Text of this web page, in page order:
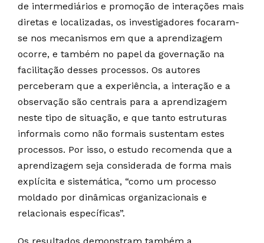
de intermediários e promoção de interações mais
diretas e localizadas, os investigadores focaram-
se nos mecanismos em que a aprendizagem
ocorre, e também no papel da governação na
facilitação desses processos. Os autores
perceberam que a experiência, a interação e a
observação são centrais para a aprendizagem
neste tipo de situação, e que tanto estruturas
informais como não formais sustentam estes
processos. Por isso, o estudo recomenda que a
aprendizagem seja considerada de forma mais
explícita e sistemática, “como um processo
moldado por dinâmicas organizacionais e
relacionais específicas”.